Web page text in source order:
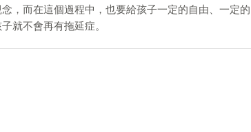
，而在這個過程中，也要給孩子一定的自由、一定的
就不會再有拖延症。